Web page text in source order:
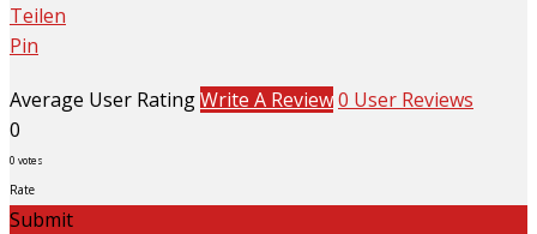
Teilen
Pin
Average User RatingWrite A Review0 User Reviews
0
0 votes
Rate
Submit